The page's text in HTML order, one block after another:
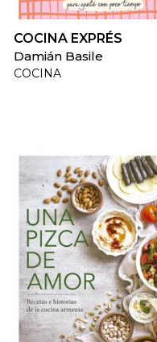
COCINA EXPRÉS
Damián Basile
COCINA